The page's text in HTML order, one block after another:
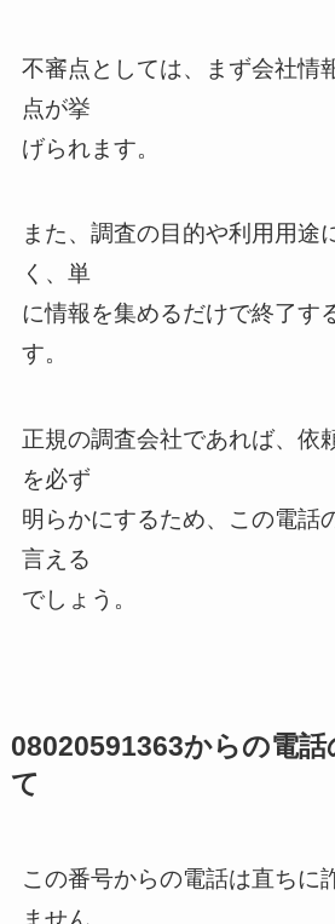
不審点としては、まず会社情
点が挙
げられます。
また、調査の目的や利用用途
く、単
に情報を集めるだけで終了す
す。
正規の調査会社であれば、依
を必ず
明らかにするため、この電話
言える
でしょう。
08020591363からの電
て
この番号からの電話は直ちに
ません